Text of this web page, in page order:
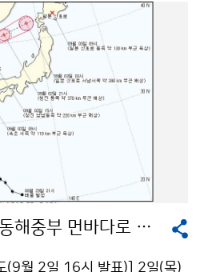
보다 많았으나 함경북도는 평
8월 북한 평균 기온은 23.6℃로
았으며, 특히, 함경북도에서
점(평균기온/편차) : 선봉(23.9/
김책(23.9/+1.9℃)이다.
년에 비해 강하게 발달한 북태
서 발달한 차고 건조한 대륙고
전선의 영향을 자주 받아 비 오
기는 압록강 유역은 3회(5～1
일 수풍지역에서 347mm의
제7호 태풍 곤파스 동해중부 먼바다로 물러나
(9월 2일 16시 발표)] 2일(목)